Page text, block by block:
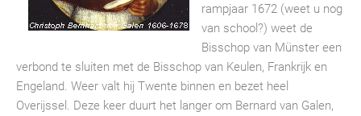
rampjaar 1672 (weet u nog
van school?) weet de
Bisschop van Münster een
verbond te sluiten met de Bisschop van Keulen, Frankrijk en
Engeland. Weer valt hij Twente binnen en bezet heel
Overijssel. Deze keer duurt het langer om Bernard van Galen,